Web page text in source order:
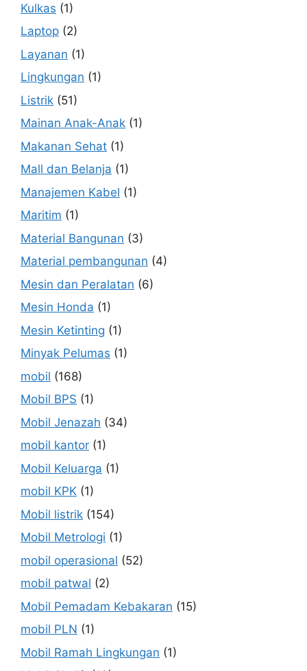
Kulkas (1)
Laptop (2)
Layanan (1)
Lingkungan (1)
Listrik (51)
Mainan Anak-Anak (1)
Makanan Sehat (1)
Mall dan Belanja (1)
Manajemen Kabel (1)
Maritim (1)
Material Bangunan (3)
Material pembangunan (4)
Mesin dan Peralatan (6)
Mesin Honda (1)
Mesin Ketinting (1)
Minyak Pelumas (1)
mobil (168)
Mobil BPS (1)
Mobil Jenazah (34)
mobil kantor (1)
Mobil Keluarga (1)
mobil KPK (1)
Mobil listrik (154)
Mobil Metrologi (1)
mobil operasional (52)
mobil patwal (2)
Mobil Pemadam Kebakaran (15)
mobil PLN (1)
Mobil Ramah Lingkungan (1)